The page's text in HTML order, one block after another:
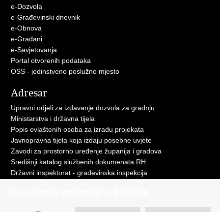
e-Dozvola
e-Građevinski dnevnik
e-Obnova
e-Građani
e-Savjetovanja
Portal otvorenih podataka
OSS - jedinstveno poslužno mjesto
Adresar
Upravni odjeli za izdavanje dozvola za gradnju
Ministarstva i državna tijela
Popis ovlaštenih osoba za izradu projekata
Javnopravna tijela koja izdaju posebne uvjete
Zavodi za prostorno uređenje županija i gradova
Središnji katalog službenih dokumenata RH
Državni inspektorat - građevinska inspekcija